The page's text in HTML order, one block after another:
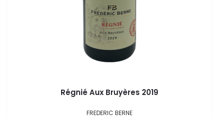
Régnié Aux Bruyères 2019
FREDERIC BERNE